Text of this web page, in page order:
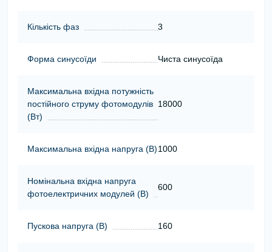
Кількість фаз 3
Форма синусоїди Чиста синусоїда
Максимальна вхідна потужність
постійного струму фотомодулів
(Вт)
18000
Максимальна вхідна напруга (В)1000
Номінальна вхідна напруга
фотоелектричних модулей (В)
600
Пускова напруга (В) 160